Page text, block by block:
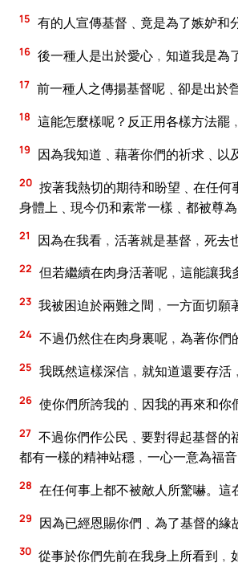
15 有的人宣傳基督﹑竟是為了嫉妒和
16 後一種人是出於愛心﹐知道我是為
17 前一種人之傳揚基督呢﹑卻是出於
18 這能怎麼樣呢？反正用各樣方法罷
19 因為我知道﹑藉著你們的祈求﹑以
20 按著我熱切的期待和盼望﹑在任
身體上﹑現今仍和素常一樣﹑都被尊為
21 因為在我看﹐活著就是基督﹐死去
22 但若繼續在肉身活著呢﹐這能讓我
23 我被困迫於兩難之間﹐一方面切願
24 不過仍然住在肉身裏呢﹐為著你們
25 我既然這樣深信﹐就知道還要存活
26 使你們所誇我的﹑因我的再來和你
27 不過你們作公民﹑要對得起基督
都有一樣的精神站穩﹐一心一意為福
28 在任何事上都不被敵人所驚嚇。這
29 因為已經恩賜你們﹑為了基督的緣
30 從事於你們先前在我身上所看到﹐